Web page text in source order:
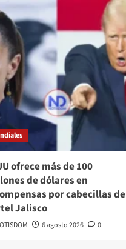
ofrece más de 100
de dólares en
por cabecillas de
Jalisco
6 agosto 2026 0